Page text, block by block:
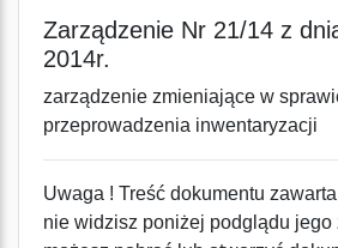
Zarządzenie Nr 21/14 z
2014r.
zarządzenie zmieniające w
przeprowadzenia inwentaryzacji
Uwaga ! Treść dokumentu
nie widzisz poniżej podglądu jego